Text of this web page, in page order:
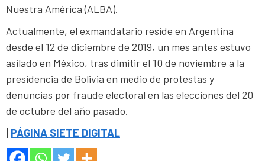
Nuestra América (ALBA).
Actualmente, el exmandatario reside en Argentina
desde el 12 de diciembre de 2019, un mes antes estuvo
asilado en México, tras dimitir el 10 de noviembre a la
presidencia de Bolivia en medio de protestas y
denuncias por fraude electoral en las elecciones del 20
de octubre del año pasado.
| PÁGINA SIETE DIGITAL